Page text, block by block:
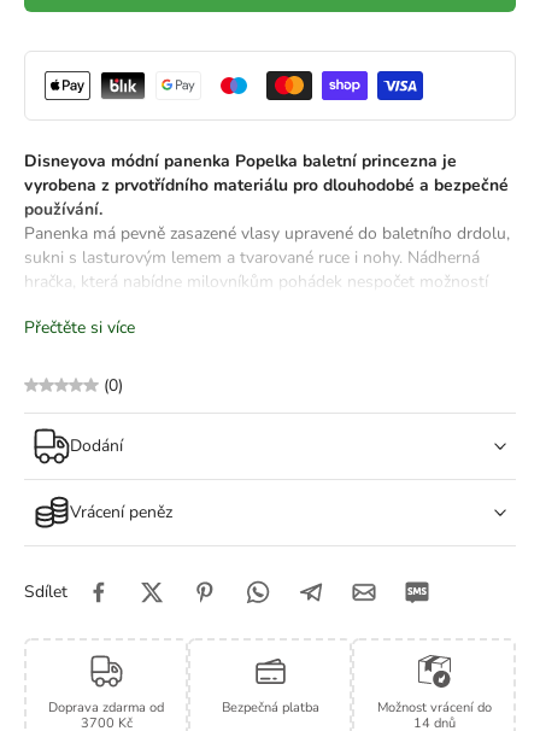
Disneyova módní panenka Popelka baletní princezna je
vyrobena z prvotřídního materiálu pro dlouhodobé a bezpečné
používání.
Panenka má pevně zasazené vlasy upravené do baletního drdolu,
sukni s lasturovým lemem a tvarované ruce i nohy. Nádherná
hračka, která nabídne milovníkům pohádek nespočet možností
Inspirována oblíbenou animovanou postavou – panenka Disney
Módní panenka má pohyblivé ruce i nohy a nosí tanečně
laděný kostým v typických Popelčiných barvách.
Popelka má vlasy, které lze česat a upravovat pro ještě více
zábavy.
Skvělý dárek pro děti – pro znovuprožívání oblíbených Disney
Přečtěte si více
(0)
Dodání
Vrácení peněz
Sdílet
Doprava zdarma od
3700 Kč
Bezpečná platba
Možnost vrácení do
14 dnů